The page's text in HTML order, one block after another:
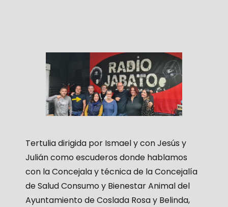
Tertulia dirigida por Ismael y con Jesús y
Julián como escuderos donde hablamos
con la Concejala y técnica de la Concejalía
de Salud Consumo y Bienestar Animal del
Ayuntamiento de Coslada Rosa y Belinda,